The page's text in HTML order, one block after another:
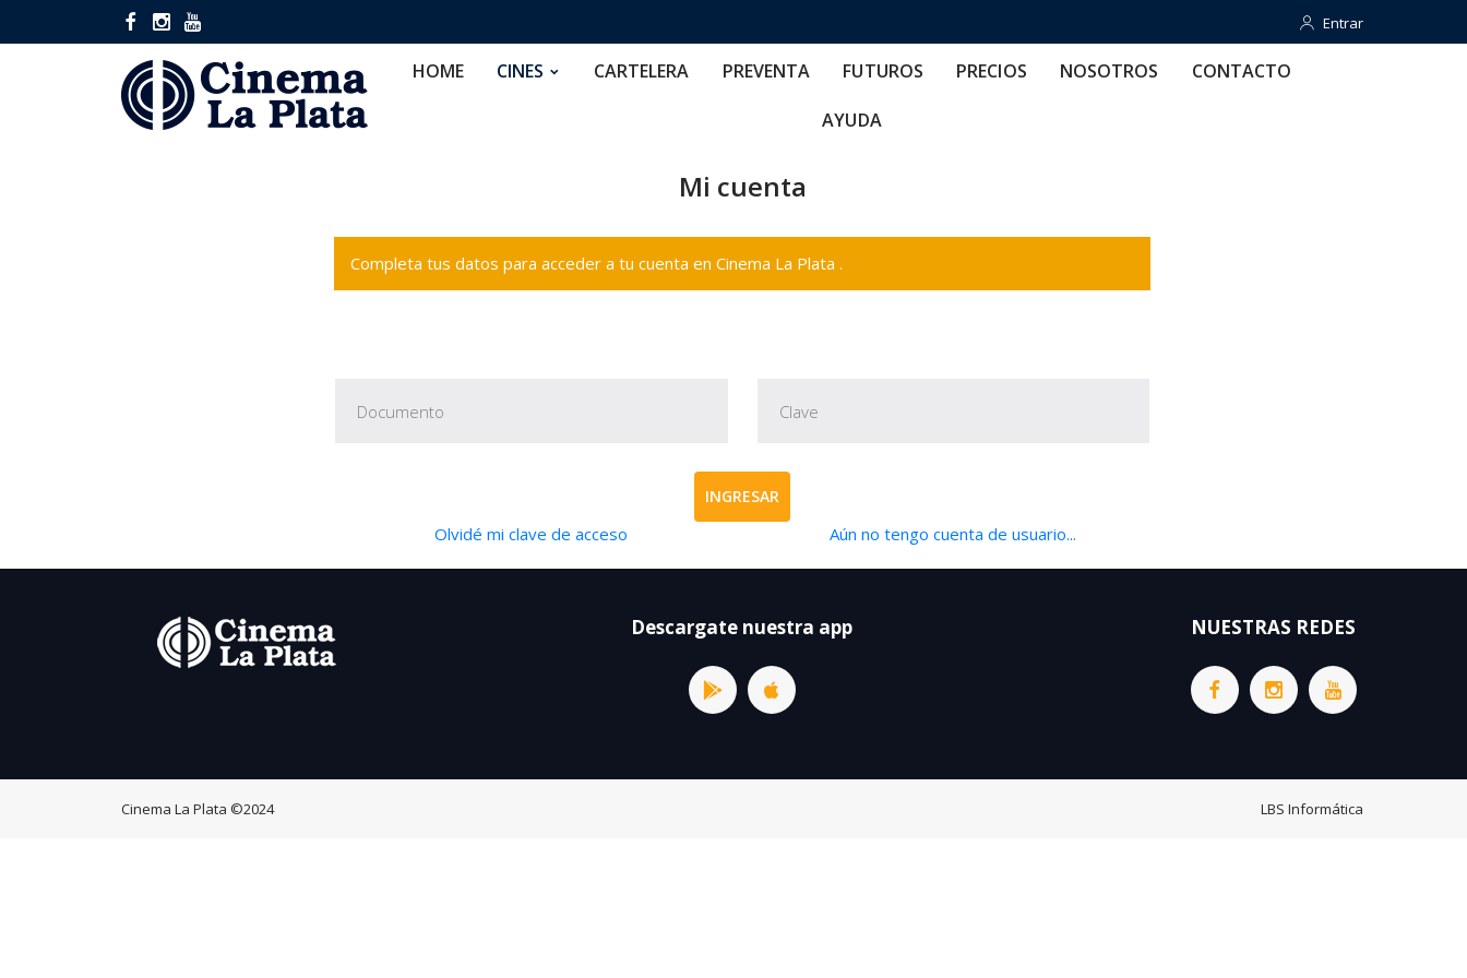
Entrar
Entrar
HOME CINES CARTELERA PREVENTA FUTUROS PRECIOS NOSOTROS CONTACTO
AYUDA
Mi cuenta
Completa tus datos para acceder a tu cuenta en Cinema La Plata .
INGRESAR
Olvidé mi clave de acceso Aún no tengo cuenta de usuario...
Descargate nuestra app NUESTRAS REDES
Cinema La Plata ©2024 LBS Informática